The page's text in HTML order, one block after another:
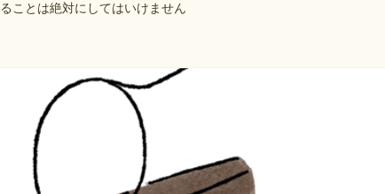
ことは絶対にしてはいけません